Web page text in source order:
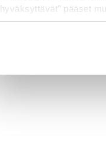
hyväksyttävät" pääset